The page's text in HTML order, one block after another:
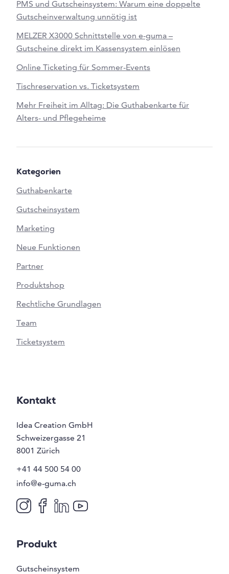
PMS und Gutscheinsystem: Warum eine doppelte
Gutscheinverwaltung unnötig ist
MELZER X3000 Schnittstelle von e-guma –
Gutscheine direkt im Kassensystem einlösen
Online Ticketing für Sommer-Events
Tischreservation vs. Ticketsystem
Mehr Freiheit im Alltag: Die Guthabenkarte für
Alters- und Pflegeheime
Kategorien
Guthabenkarte
Gutscheinsystem
Marketing
Neue Funktionen
Partner
Produktshop
Rechtliche Grundlagen
Team
Ticketsystem
Kontakt
Idea Creation GmbH
Schweizergasse 21
8001 Zürich
+41 44 500 54 00
info@e-guma.ch
Produkt
Gutscheinsystem